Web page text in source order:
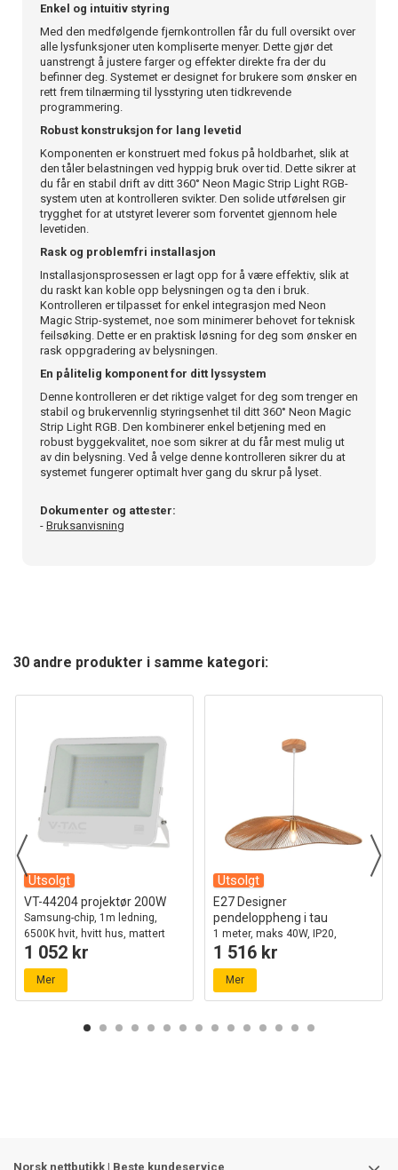
Enkel og intuitiv styring
Med den medfølgende fjernkontrollen får du full oversikt over
alle lysfunksjoner uten kompliserte menyer. Dette gjør det
uanstrengt å justere farger og effekter direkte fra der du
befinner deg. Systemet er designet for brukere som ønsker en
rett frem tilnærming til lysstyring uten tidkrevende
programmering.
Robust konstruksjon for lang levetid
Komponenten er konstruert med fokus på holdbarhet, slik at
den tåler belastningen ved hyppig bruk over tid. Dette sikrer at
du får en stabil drift av ditt 360° Neon Magic Strip Light RGB-
system uten at kontrolleren svikter. Den solide utførelsen gir
trygghet for at utstyret leverer som forventet gjennom hele
levetiden.
Rask og problemfri installasjon
Installasjonsprosessen er lagt opp for å være effektiv, slik at
du raskt kan koble opp belysningen og ta den i bruk.
Kontrolleren er tilpasset for enkel integrasjon med Neon
Magic Strip-systemet, noe som minimerer behovet for teknisk
feilsøking. Dette er en praktisk løsning for deg som ønsker en
rask oppgradering av belysningen.
En pålitelig komponent for ditt lyssystem
Denne kontrolleren er det riktige valget for deg som trenger en
stabil og brukervennlig styringsenhet til ditt 360° Neon Magic
Strip Light RGB. Den kombinerer enkel betjening med en
robust byggekvalitet, noe som sikrer at du får mest mulig ut
av din belysning. Ved å velge denne kontrolleren sikrer du at
systemet fungerer optimalt hver gang du skrur på lyset.
Dokumenter og attester:
- Bruksanvisning
30 andre produkter i samme kategori:
Utsolgt
VT-44204 projektør 200W
Samsung-chip, 1m ledning,
6500K hvit, hvitt hus, mattert
glass, IP65
1 052 kr
Mer
Utsolgt
E27 Designer
pendeloppheng i tau
1 meter, maks 40W, IP20,
Ø80cm, 2 års garanti
1 516 kr
Mer
Norsk nettbutikk | Beste kundeservice